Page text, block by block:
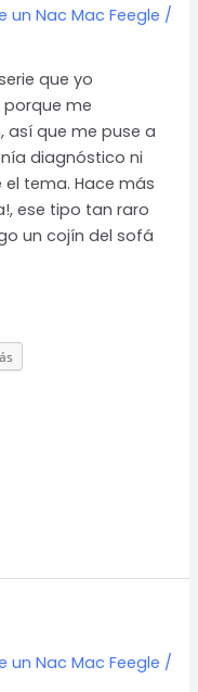
un Nac Mac Feegle /
que yo
me
así que me puse a
diagnóstico ni
tema. Hace más
ese tipo tan raro
un cojín del sofá
un Nac Mac Feegle /